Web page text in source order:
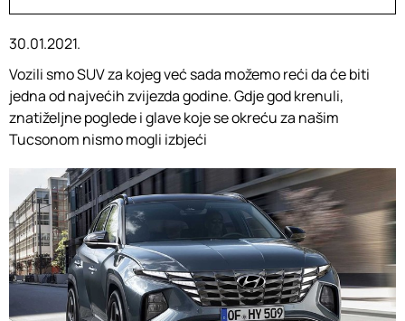
30.01.2021.
Vozili smo SUV za kojeg već sada možemo reći da će biti
jedna od najvećih zvijezda godine. Gdje god krenuli,
znatiželjne poglede i glave koje se okreću za našim
Tucsonom nismo mogli izbjeći